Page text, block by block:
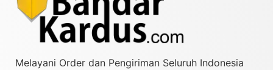
Melayani Order dan Pengiriman Seluruh Indonesia